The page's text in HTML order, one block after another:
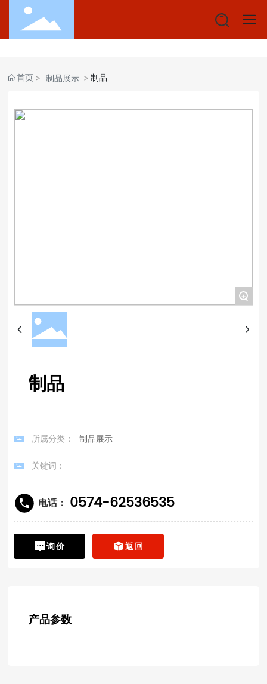
首页 制品展示 制品
+
制品
所属分类： 制品展示
关键词：
电话： 0574-62536535
询价 返回
产品参数